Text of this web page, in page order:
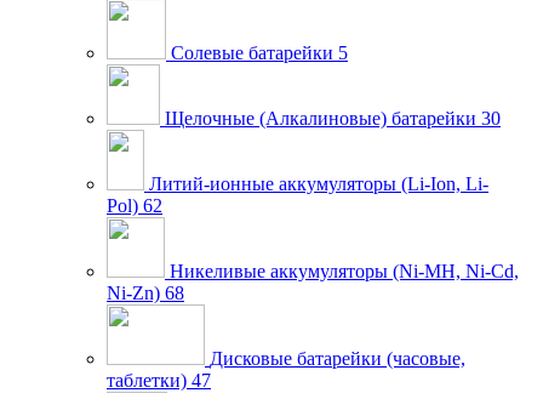
Солевые батарейки 5
Щелочные (Алкалиновые) батарейки 30
Литий-ионные аккумуляторы (Li-Ion, Li-
Pol) 62
Никеливые аккумуляторы (Ni-MH, Ni-Cd,
Ni-Zn) 68
Дисковые батарейки (часовые,
таблетки) 47